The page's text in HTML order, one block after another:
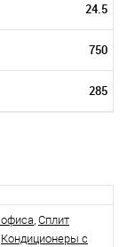
24.5
750
285
, Сплит
Кондиционеры с